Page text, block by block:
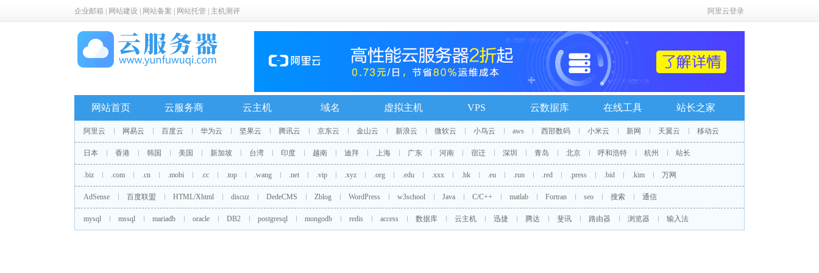
企业邮箱 网站建设 网站备案 网站托管 主机测评 阿里云登录
网站首页 云服务商 云主机 域名 虚拟主机 VPS 云数据库 在线工具 站长之家
阿里云 网易云 百度云 华为云 坚果云 腾讯云 京东云 金山云 新浪云 微软云 小鸟云 aws 西部数码 小米云 新网 天翼云 移动云
日本 香港 韩国 美国 新加坡 台湾 印度 越南 迪拜 上海 广东 河南 宿迁 深圳 青岛 北京 呼和浩特 杭州 站长
.biz .com .cn .mobi .cc .top .wang .net .vip .xyz .org .edu .xxx .hk .eu .run .red .press .bid .kim 万网
AdSense 百度联盟 HTML/Xhtml discuz DedeCMS Zblog WordPress w3school Java C/C++ matlab Fortran seo 搜索 通信
mysql mssql mariadb oracle DB2 postgresql mongodb redis access 数据库 云主机 迅捷 腾达 斐讯 路由器 浏览器 输入法